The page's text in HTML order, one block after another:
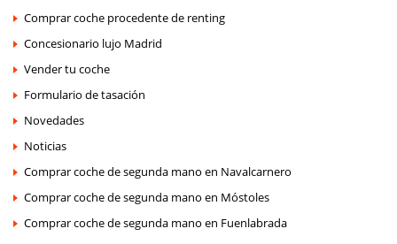
Comprar coche procedente de renting
Concesionario lujo Madrid
Vender tu coche
Formulario de tasación
Novedades
Noticias
Comprar coche de segunda mano en Navalcarnero
Comprar coche de segunda mano en Móstoles
Comprar coche de segunda mano en Fuenlabrada